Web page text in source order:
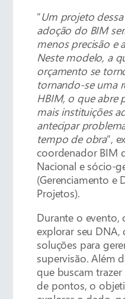
“Um projeto
adoção do BIM
menos precisão e
Neste modelo, a
orçamento se
tornando-se uma
HBIM, o que abre
mais instituições
antecipar
tempo de obra”,
coordenador BIM
Nacional e sócio-
(Gerenciamento e
Projetos).
Durante o evento,
explorar seu DNA,
soluções para
supervisão. Além
que buscam
de pontos, o